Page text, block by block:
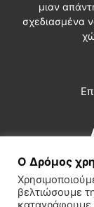
μιαν
σχεδιασμένα
Ο Δρόμος
βελτιώσουμε